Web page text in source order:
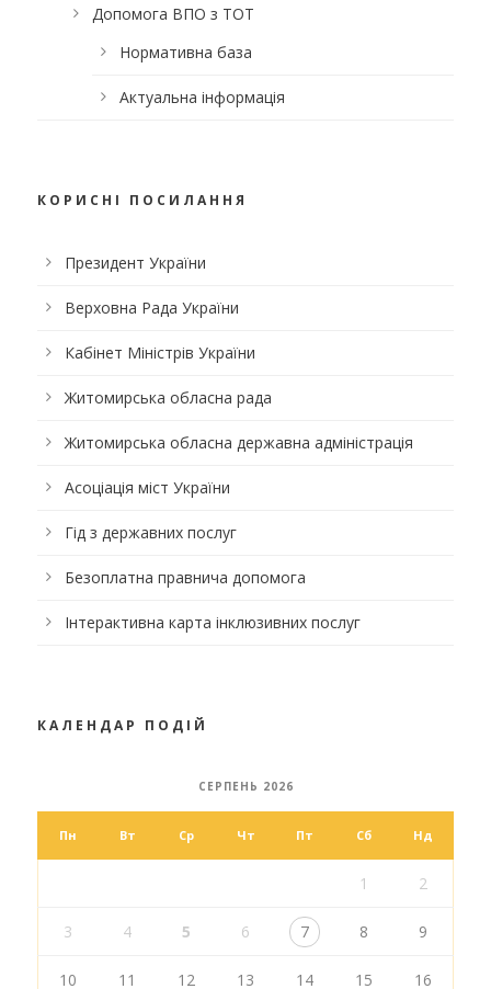
Допомога ВПО з ТОТ
Нормативна база
Актуальна інформація
КОРИСНІ ПОСИЛАННЯ
Президент України
Верховна Рада України
Кабінет Міністрів України
Житомирська обласна рада
Житомирська обласна державна адміністрація
Асоціація міст України
Гід з державних послуг
Безоплатна правнича допомога
Інтерактивна карта інклюзивних послуг
КАЛЕНДАР ПОДІЙ
СЕРПЕНЬ 2026
Пн Вт Ср Чт Пт Сб Нд
1 2
3 4 5 6 7 8 9
10 11 12 13 14 15 16